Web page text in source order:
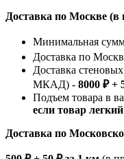
Доставка по Москве
Минимальная
Доставка по
Доставка
МКАД) - 8000 ₽
Подъем товара в
если товар
Доставка по